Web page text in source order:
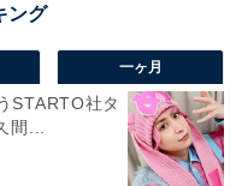
一ヶ月
STARTO社タ
間...